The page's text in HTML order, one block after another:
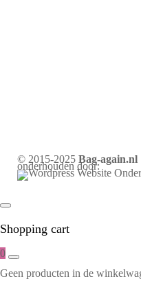
© 2015-2025 Bag-again.nl
onderhouden door:
Shopping cart
0
Geen producten in de